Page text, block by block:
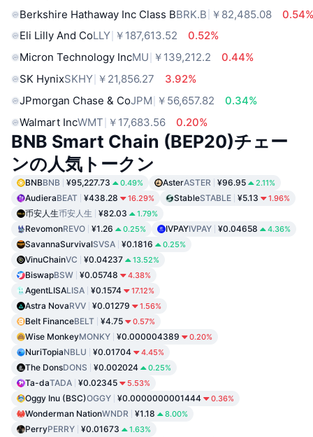
Berkshire Hathaway Inc Class BBRK.B ￥82,485.08
Eli Lilly And CoLLY ￥187,613.52
0.52%
Micron Technology IncMU ￥139,212.2
0.44%
SK HynixSKHY ￥21,856.27
3.92%
JPmorgan Chase & CoJPM ￥56,657.82
0.34%
Walmart IncWMT ￥17,683.56 0.20%
BNB Smart Chain (BEP20)チェー
ンの人気トークン
BNBBNB ¥95,227.73 0.49% AsterASTER ¥96.95 2.11%
AudieraBEAT ¥438.28 16.29% StableSTABLE ¥5.13 1.96%
币安人生币安人生 ¥82.03 1.79%
RevomonREVO ¥1.26 0.25% IVPAYIVPAY ¥0.04658 4.36%
SavannaSurvivalSVSA ¥0.1816 0.25%
VinuChainVC ¥0.04237 13.52%
BiswapBSW ¥0.05748 4.38%
AgentLISALISA ¥0.1574 17.12%
Astra NovaRVV ¥0.01279 1.56%
Belt FinanceBELT ¥4.75 0.57%
Wise MonkeyMONKY ¥0.000004389 0.20%
NuriTopiaNBLU ¥0.01704 4.45%
The DonsDONS ¥0.002024 0.25%
Ta-daTADA ¥0.02345 5.53%
Oggy Inu (BSC)OGGY ¥0.0000000001444 0.36%
Wonderman NationWNDR ¥1.18 8.00%
PerryPERRY ¥0.01673 1.63%